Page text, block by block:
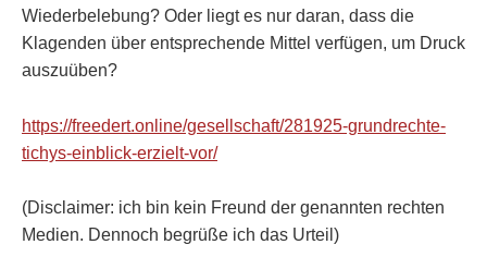
Wiederbelebung? Oder liegt es nur daran, dass die
Klagenden über entsprechende Mittel verfügen, um Druck
auszuüben?
https://freedert.online/gesellschaft/281925-grundrechte-
tichys-einblick-erzielt-vor/
(Disclaimer: ich bin kein Freund der genannten rechten
Medien. Dennoch begrüße ich das Urteil)